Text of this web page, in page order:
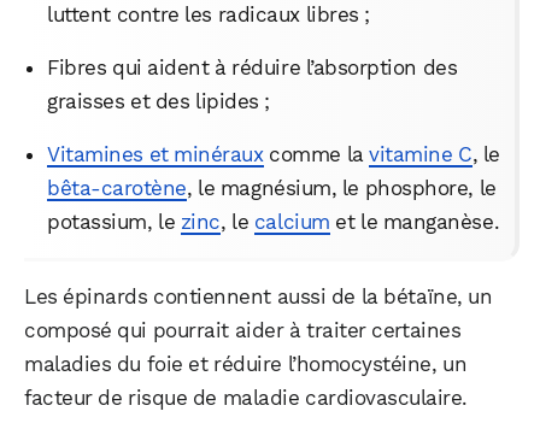
luttent contre les radicaux libres ;
Fibres qui aident à réduire l’absorption des
graisses et des lipides ;
Vitamines et minérauxcomme lavitamine C, le
bêta-carotène, le magnésium, le phosphore, le
potassium, le zinc, le calcium et le manganèse.
Les épinards contiennent aussi de la bétaïne, un
composé qui pourrait aider à traiter certaines
maladies du foie et réduire l’homocystéine, un
facteur de risque de maladie cardiovasculaire.